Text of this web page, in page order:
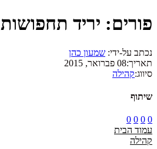
פורים: יריד תחפושות 2015
נכתב על-ידי: שמעון כהן
תאריך:08 פברואר, 2015
סיווג:קהילה
שיתוף
0
0
0
0
עמוד הבית
קהילה